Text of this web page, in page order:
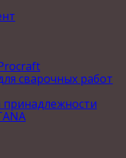
сварочных работ